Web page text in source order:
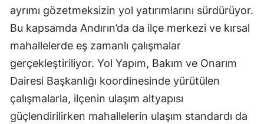
ayrımı gözetmeksizin yol yatırımlarını sürdürüyor.
Bu kapsamda Andırın’da da ilçe merkezi ve kırsal
mahallelerde eş zamanlı çalışmalar
gerçekleştiriliyor. Yol Yapım, Bakım ve Onarım
Dairesi Başkanlığı koordinesinde yürütülen
çalışmalarla, ilçenin ulaşım altyapısı
güçlendirilirken mahallelerin ulaşım standardı da